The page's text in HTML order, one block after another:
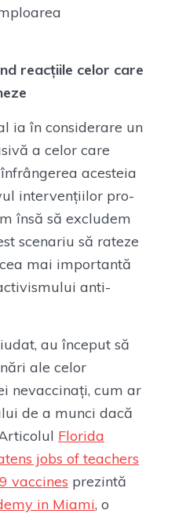
reacțiile celor care
ia în considerare un
a celor care
acesteia
intervențiilor pro-
însă să excludem
scenariu să rateze
mai importantă
anti-
au început să
ale celor
nevaccinați, cum ar
de a munci dacă
Florida
jobs of teachers
vaccines prezintă
in Miami, o